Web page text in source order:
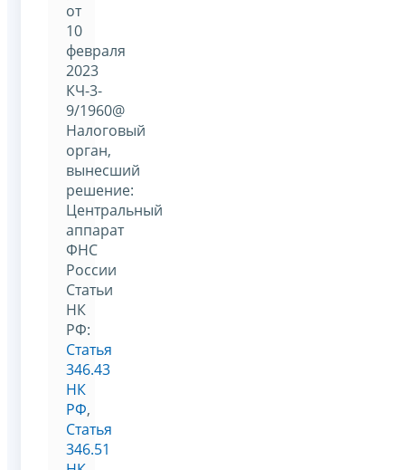
от
10
февраля
2023
КЧ-3-
9/1960@
Налоговый
орган,
вынесший
решение:
Центральный
аппарат
ФНС
России
Статьи
НК
РФ:
Статья
346.43
НК
РФ,
Статья
346.51